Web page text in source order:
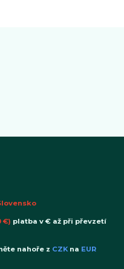
€) platba v € až při převzetí
nahoře z CZKna EUR